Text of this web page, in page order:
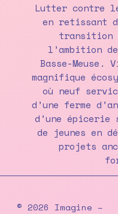
Lutter contre
en retissant
transition
l’ambition
Basse-Meuse.
magnifique
où neuf
d’une ferme
d’une épicerie
de jeunes en
projets
© 2026 Imagine –